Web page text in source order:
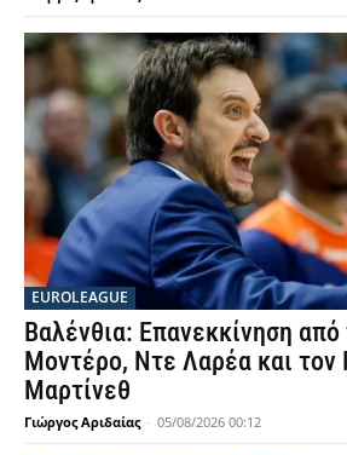
EUROLEAGUE
Βαλένθια: Επανεκκίνηση
Μοντέρο, Ντε Λαρέα και τον
Μαρτίνεθ
Γιώργος Αριδαίας - 05/08/2026 00:12